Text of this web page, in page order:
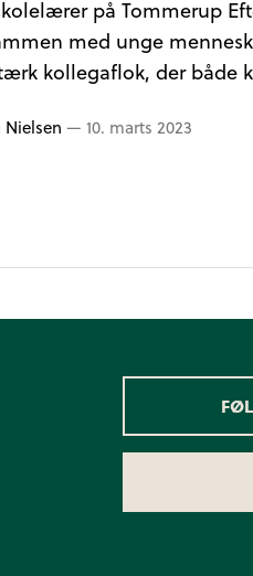
på Tommerup
med unge
kollegaflok, der både
Nielsen — 10. marts 2023